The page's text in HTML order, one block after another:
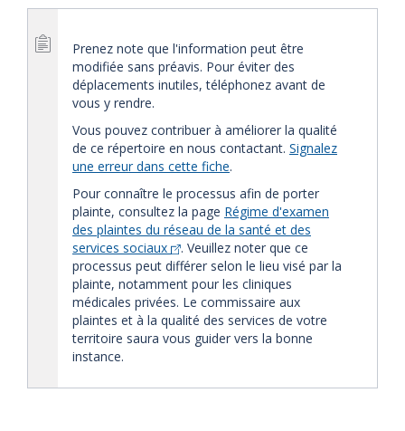
Prenez note que l'information peut être
modifiée sans préavis. Pour éviter des
déplacements inutiles, téléphonez avant de
vous y rendre.
Vous pouvez contribuer à améliorer la qualité
de ce répertoire en nous contactant. Signalez
une erreur dans cette fiche.
Pour connaître le processus afin de porter
plainte, consultez la page Régime d'examen
des plaintes du réseau de la santé et des
services sociaux
. Veuillez noter que ce
processus peut différer selon le lieu visé par la
plainte, notamment pour les cliniques
médicales privées. Le commissaire aux
plaintes et à la qualité des services de votre
territoire saura vous guider vers la bonne
instance.